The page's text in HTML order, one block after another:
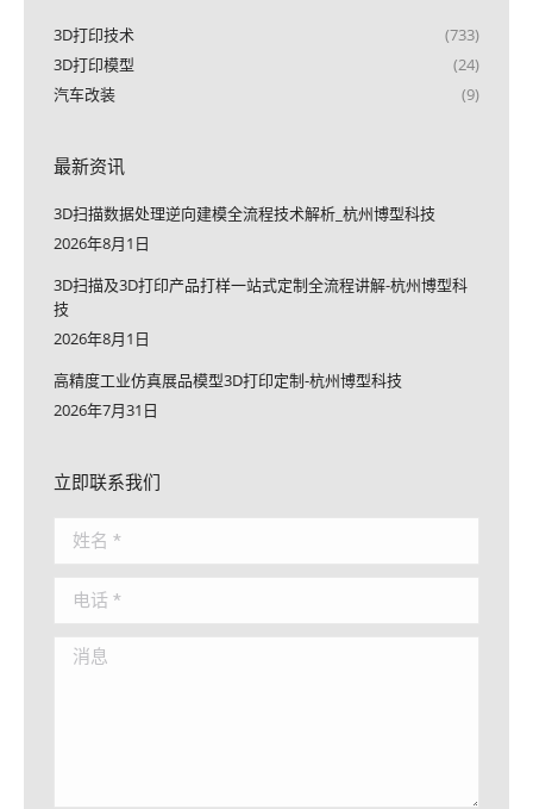
3D打印技术
(733)
3D打印模型
(24)
汽车改装
(9)
最新资讯
3D扫描数据处理逆向建模全流程技术解析_杭州博型科技
2026年8月1日
3D扫描及3D打印产品打样一站式定制全流程讲解-杭州博型科
技
2026年8月1日
高精度工业仿真展品模型3D打印定制-杭州博型科技
2026年7月31日
立即联系我们
姓名 *
电话 *
消息